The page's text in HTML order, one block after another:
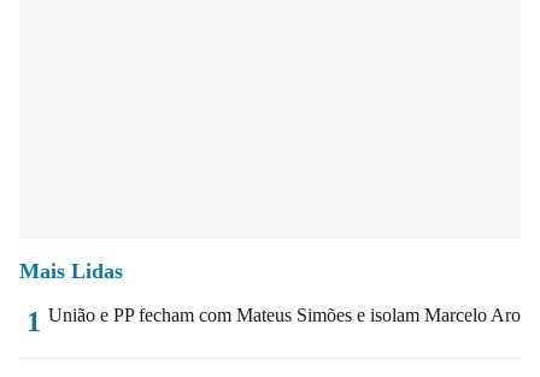
Mais Lidas
1 União e PP fecham com Mateus Simões e isolam Marcelo Aro